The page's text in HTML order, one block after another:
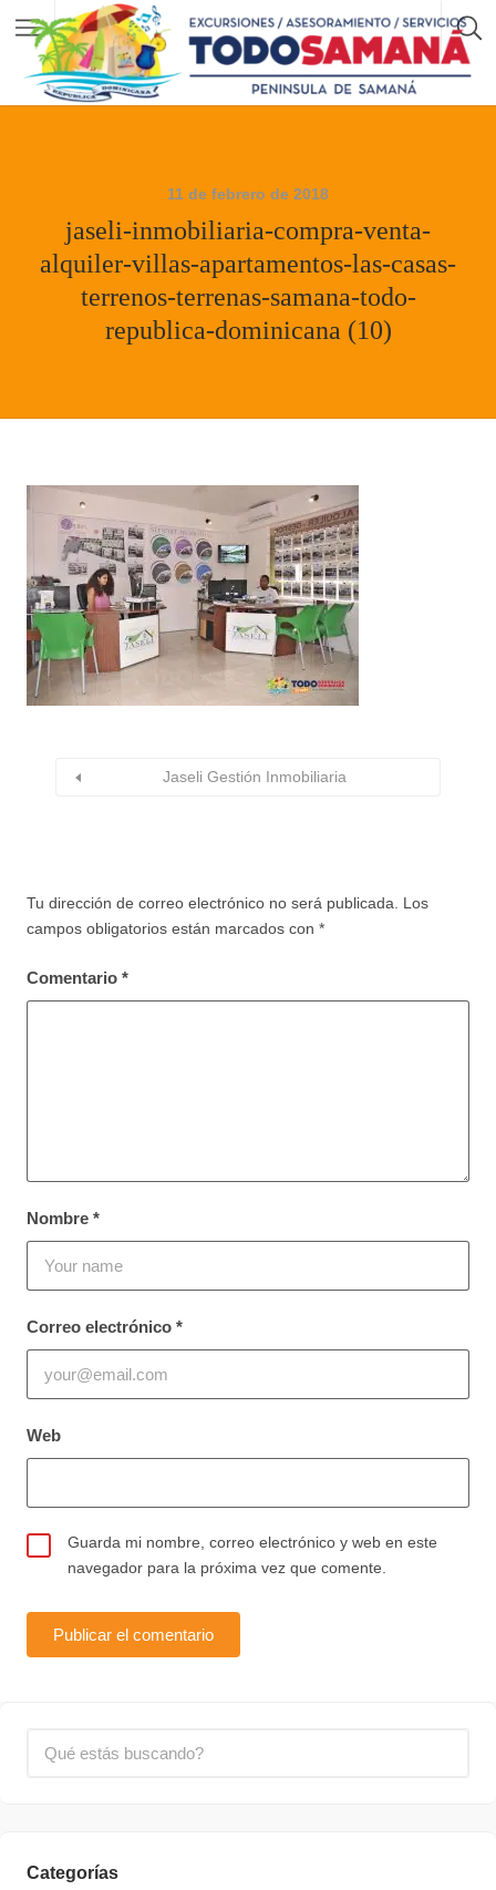
11 de febrero de 2018
jaseli-inmobiliaria-compra-venta-
alquiler-villas-apartamentos-las-casas-
terrenos-terrenas-samana-todo-
republica-dominicana (10)
Jaseli Gestión Inmobiliaria
Tu dirección de correo electrónico no será publicada.
Los
campos obligatorios están marcados con *
Comentario *
Nombre *
Correo electrónico *
Web
Guarda mi nombre, correo electrónico y web en este
navegador para la próxima vez que comente.
Categorías